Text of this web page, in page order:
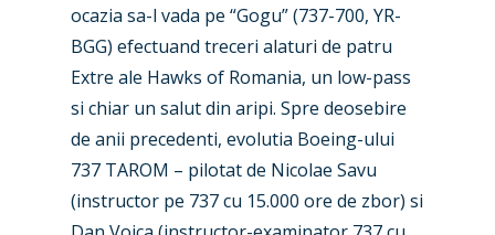
ocazia sa-l vada pe “Gogu” (737-700, YR-
BGG) efectuand treceri alaturi de patru
Extre ale Hawks of Romania, un low-pass
si chiar un salut din aripi. Spre deosebire
de anii precedenti, evolutia Boeing-ului
737 TAROM – pilotat de Nicolae Savu
(instructor pe 737 cu 15.000 ore de zbor) si